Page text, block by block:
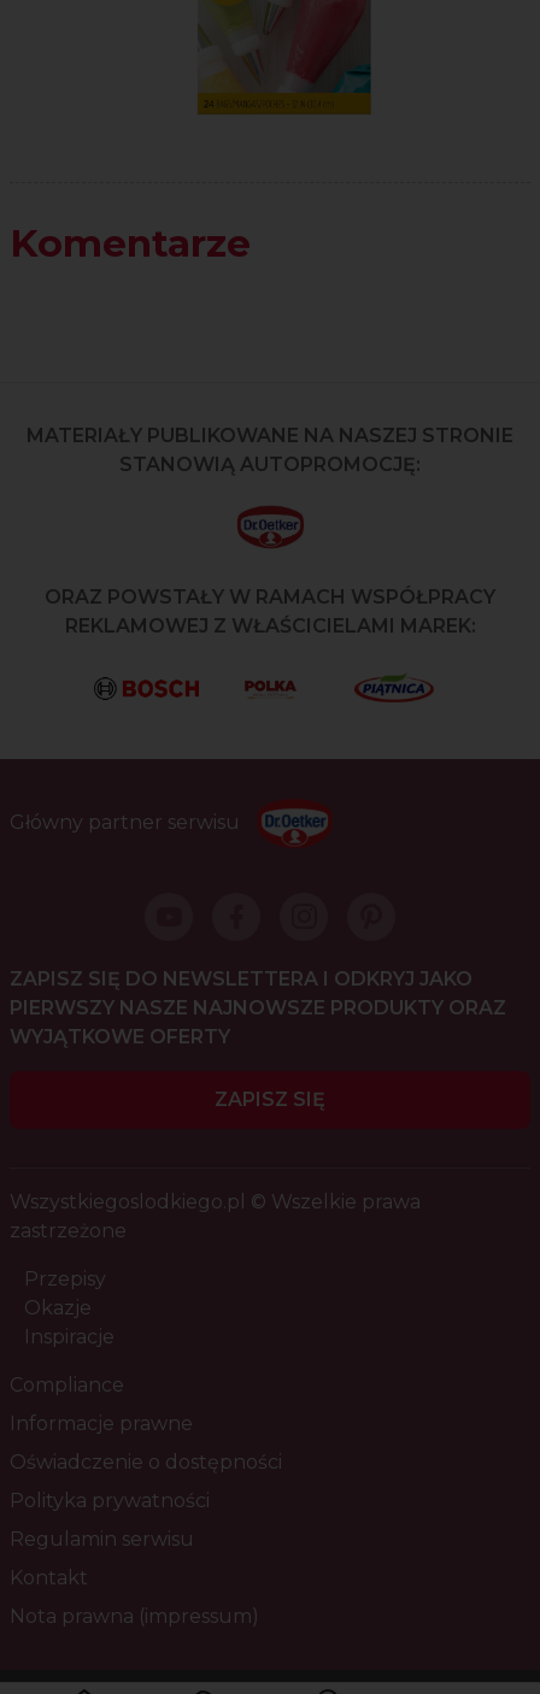
Komentarze
MATERIAŁY PUBLIKOWANE NA NASZEJ STRONIE
STANOWIĄ AUTOPROMOCJĘ:
ORAZ POWSTAŁY W RAMACH WSPÓŁPRACY
REKLAMOWEJ Z WŁAŚCICIELAMI MAREK:
Główny partner serwisu
ZAPISZ SIĘ DO NEWSLETTERA I ODKRYJ JAKO
PIERWSZY NASZE NAJNOWSZE PRODUKTY ORAZ
WYJĄTKOWE OFERTY
ZAPISZ SIĘ
Wszystkiegoslodkiego.pl © Wszelkie prawa
zastrzeżone
Przepisy
Okazje
Inspiracje
Compliance
Informacje prawne
Oświadczenie o dostępności
Polityka prywatności
Regulamin serwisu
Kontakt
Nota prawna (impressum)